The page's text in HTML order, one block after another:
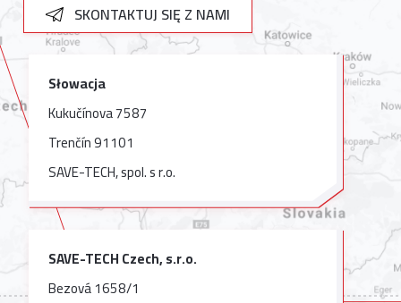
SKONTAKTUJ SIĘ Z NAMI
Słowacja
Kukučínova 7587
Trenčín 91101
SAVE-TECH, spol. s r.o.
SAVE-TECH Czech, s.r.o.
Bezová 1658/1